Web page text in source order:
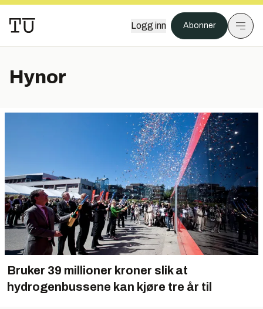
Logg inn Abonner
Hynor
Bruker 39 millioner kroner slik at
hydrogenbussene kan kjøre tre år til